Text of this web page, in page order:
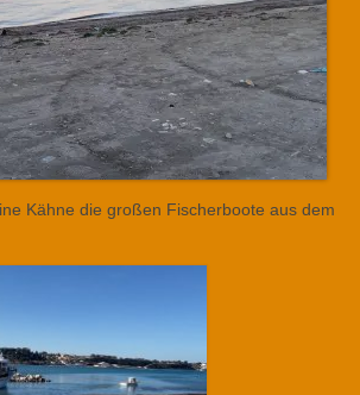
Kähne die großen Fischerboote aus dem